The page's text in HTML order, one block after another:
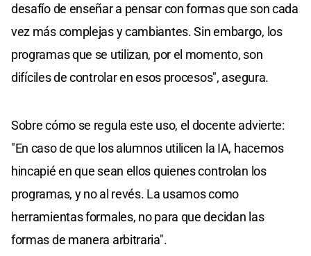
desafío de enseñar a pensar con formas que son cada
vez más complejas y cambiantes. Sin embargo, los
programas que se utilizan, por el momento, son
difíciles de controlar en esos procesos", asegura.
Sobre cómo se regula este uso, el docente advierte:
"En caso de que los alumnos utilicen la IA, hacemos
hincapié en que sean ellos quienes controlan los
programas, y no al revés. La usamos como
herramientas formales, no para que decidan las
formas de manera arbitraria".